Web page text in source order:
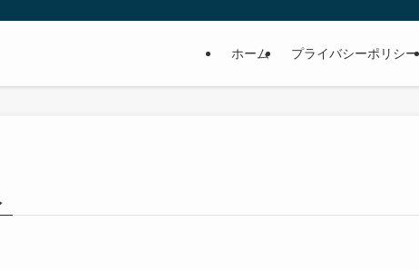
ホーム プライバシーポリシー